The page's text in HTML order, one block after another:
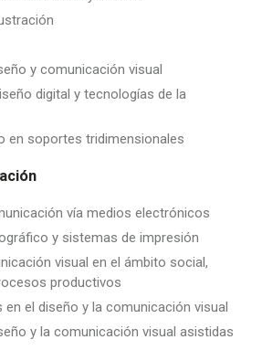
y comunicación visual
digital y tecnologías de la
en soportes tridimensionales
vía medios electrónicos
y sistemas de impresión
visual en el ámbito social,
productivos
el diseño y la comunicación visual
y la comunicación visual asistidas